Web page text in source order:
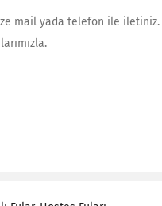
mail yada telefon ile